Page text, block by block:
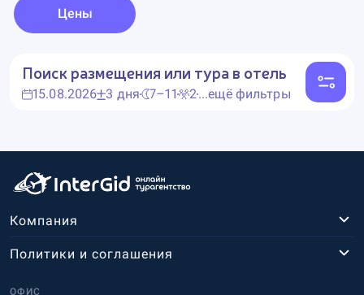
Цены
Поиск размещения или тура в отель
15.08.2026 3 дня 7–11 2...ещё фильтры
Компания
ОФИС
Политики и соглашения